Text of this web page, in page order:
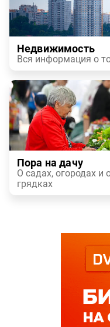
Недвижимость
Вся информация о
Пора на дачу
О садах, огородах и
грядках